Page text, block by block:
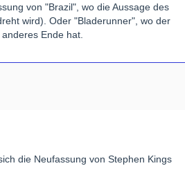
von "Brazil", wo die Aussage des
wird). Oder "Bladerunner", wo der
Ende hat.
die Neufassung von Stephen Kings